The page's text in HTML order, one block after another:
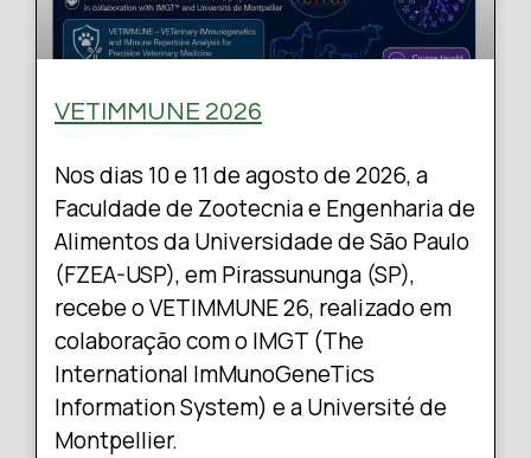
VETIMMUNE 2026
Nos dias 10 e 11 de agosto de 2026, a
Faculdade de Zootecnia e Engenharia de
Alimentos da Universidade de São Paulo
(FZEA-USP), em Pirassununga (SP),
recebe o VETIMMUNE 26, realizado em
colaboração com o IMGT (The
International ImMunoGeneTics
Information System) e a Université de
Montpellier.